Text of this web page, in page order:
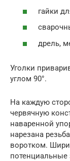
гайки
дрель,
Уголки
углом 90°.
На каждую
червячную
наваренной
нарезана
воротком.
потенциальные